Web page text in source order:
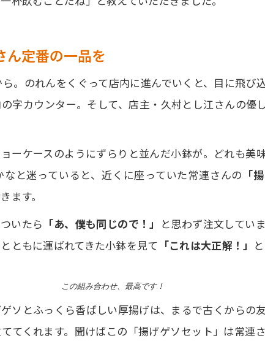
ん定番の一品を
。のれんをくぐって店内に進んでいくと、目に飛び
字カウンター。そして、店主・久村とし江さんの優
ーケースのようにずらりと並んだ小鉢が。どれも美
と迷っていると、近くに座っていた常連さんの 「
ます。
いたら 「あ、僕も同じので！」 と思わず注文してい
ともに運ばれてきた小鉢を見て 「これは大正解！」
この組み合わせ、最高です！
ソとふっくら香ばしい厚揚げは、まるで古くからの
てくれます。聞けばこの「揚げゲソセット」は常連